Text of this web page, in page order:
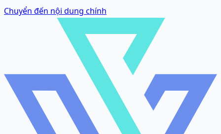
Chuyển đến nội dung chính